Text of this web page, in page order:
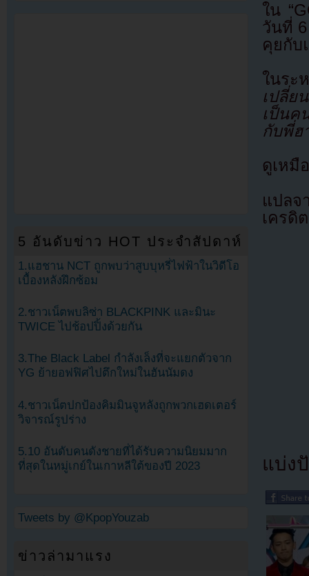
ใน
วันที่
คุยกับ
ในระ
เปลี่ย
เป็นค
กับพี่ฮ
ดูเหมื
แปลจ
เครดิ
แบ่ง
5 อันดับข่าว HOT ประจำสัปดาห์
1.แฮชาน NCT ถูกพบว่าสูบบุหรี่ไฟฟ้าในวิดีโอ
เบื้องหลังฝึกซ้อม
2.ชาวเน็ตพบลิซ่า BLACKPINK และมินะ
TWICE ไปช้อปปิ้งด้วยกัน
3.The Black Label กำลังเล็งที่จะแยกตัวจาก
YG ย้ายอฟฟิศไปตึกใหม่ในฮันนัมดง
4.ชาวเน็ตปกป้องคิมมินจูหลังถูกพวกเฮดเตอร์
วิจารณ์รูปร่าง
5.10 อันดับคนดังชายที่ได้รับความนิยมมาก
ที่สุดในหมู่เกย์ในเกาหลีใต้ของปี 2023
Tweets by @KpopYouzab
ข่าวล่ามาแรง